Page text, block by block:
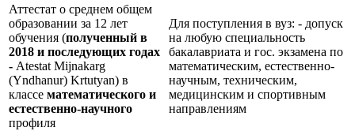
Аттестат о среднем общем
образовании за 12 лет
обучения (полученный в
2018 и последующих годах
- Atestat Mijnakarg
(Yndhanur) Krtutyan) в
классе математического и
естественно-научного
профиля
Для поступления в вуз: - допуск
на любую специальность
бакалавриата и гос. экзамена по
математическим, естественно-
научным, техническим,
медицинским и спортивным
направлениям